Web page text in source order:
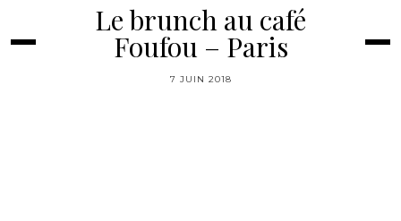
Le brunch au café
Foufou – Paris
7 JUIN 2018